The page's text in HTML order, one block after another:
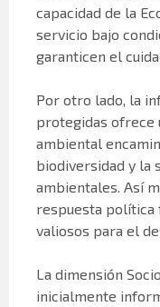
capacidad de la
servicio bajo
garanticen el
Por otro lado, la
protegidas ofrece
ambiental
biodiversidad y la
ambientales. Así
respuesta política
valiosos para el
La dimensión
inicialmente